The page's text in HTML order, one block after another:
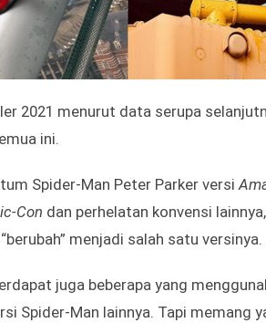
2021 menurut data serupa
ini.
Spider-Man Peter Parker versi
Con dan perhelatan konvensi
menjadi salah satu versinya.
juga beberapa yang
Spider-Man lainnya. Tapi memang